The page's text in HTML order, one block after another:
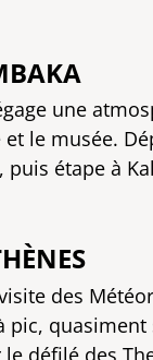
une
et le musée.
étape à
des
pic,
défilé des